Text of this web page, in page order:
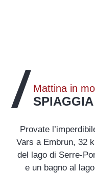
Mattina in
Provate
Vars a Embrun, 32
del lago di Serre-
e un bagno al